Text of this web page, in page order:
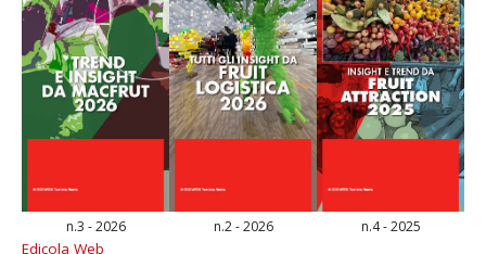
n.3 - 2026 n.2 - 2026 n.4 - 2025
Edicola Web